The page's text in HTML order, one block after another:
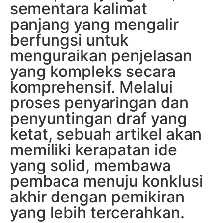
sementara kalimat
panjang yang mengalir
berfungsi untuk
menguraikan penjelasan
yang kompleks secara
komprehensif. Melalui
proses penyaringan dan
penyuntingan draf yang
ketat, sebuah artikel akan
memiliki kerapatan ide
yang solid, membawa
pembaca menuju konklusi
akhir dengan pemikiran
yang lebih tercerahkan.